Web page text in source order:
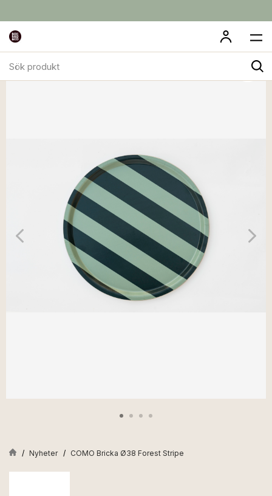
produkt
Nyheter COMO Bricka Ø38 Forest Stripe